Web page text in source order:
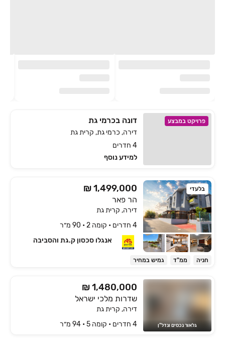
פרויקט במבצע דונה בכרמי גת
דירה, כרמי גת, קרית גת
4 חדרים
למידע נוסף
בלעדי 1,499,000 ₪
הר פאר
דירה, קרית גת
4 חדרים • קומה ‎2‏ • 90 מ״ר
אנגלו סכסון ק.גת והסביבה
חניה ממ"ד גמיש במחיר
גלאור נכסים ונדל"ן
₪ 1,480,000
שדרות מלכי ישראל
דירה, קרית גת
4 חדרים • קומה ‎5‏ • 94 מ״ר